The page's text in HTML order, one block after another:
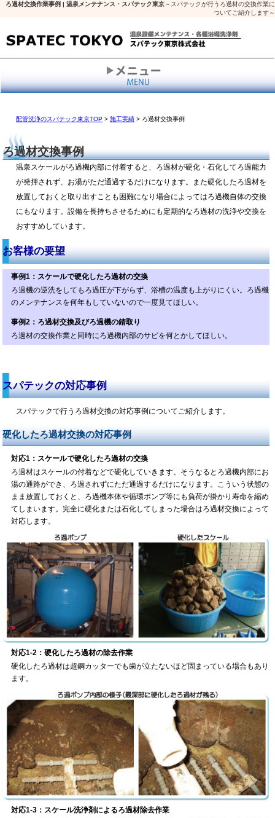
ろ過材交換作業事例 | 温泉メンテナンス・スパテック東京～スパテックが行うろ過材の交換作業に
ついてご紹介します～
配管洗浄のスパテック東京TOP> 施工実績> ろ過材交換事例
ろ過材交換事例
温泉スケールがろ過機内部に付着すると、ろ過材が硬化・石化してろ過能力
が発揮されず、お湯がただ通過するだけになります。また硬化したろ過材を
放置しておくと取り出すことも困難になり場合によってはろ過機自体の交換
にもなります。設備を長持ちさせるためにも定期的なろ過材の洗浄や交換を
おすすめしています。
お客様の要望
事例1：スケールで硬化したろ過材の交換
ろ過機の逆洗をしてもろ過圧が下がらず、浴槽の温度も上がりにくい。ろ過機
のメンテナンスを何年もしていないので一度見てほしい。
事例2：ろ過材交換及びろ過機の錆取り
ろ過材の交換作業と同時にろ過機内部のサビを何とかしてほしい。
スパテックの対応事例
スパテックで行うろ過材交換の対応事例についてご紹介します。
硬化したろ過材交換の対応事例
対応1：スケールで硬化したろ過材の交換
ろ過材はスケールの付着などで硬化していきます。そうなるとろ過機内部にお
湯の通路ができ、ろ過されずにただ通過するだけになります。こういう状態の
まま放置しておくと、ろ過機本体や循環ポンプ等にも負荷が掛かり寿命を縮め
てしまいます。完全に硬化または石化してしまった場合はろ過材交換によって
対応します。
対応1-2：硬化したろ過材の除去作業
硬化したろ過材は超鋼カッターでも歯が立たないほど固まっている場合もあり
ます。
対応1-3：スケール洗浄剤によるろ過材除去作業